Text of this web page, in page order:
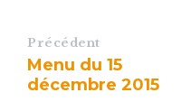
Précédent
Menu du 15
décembre 2015